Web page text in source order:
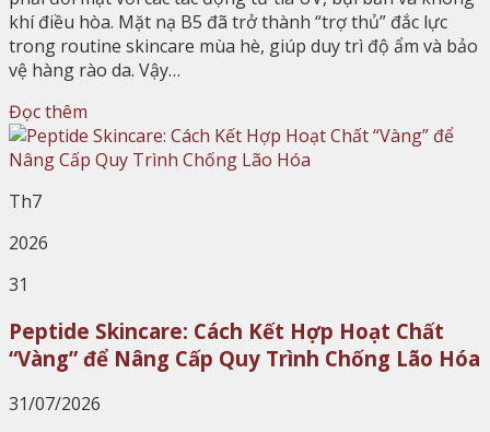
khí điều hòa. Mặt nạ B5 đã trở thành “trợ thủ” đắc lực
trong routine skincare mùa hè, giúp duy trì độ ẩm và bảo
vệ hàng rào da. Vậy…
Đọc thêm
Th7
2026
31
Peptide Skincare: Cách Kết Hợp Hoạt Chất
“Vàng” để Nâng Cấp Quy Trình Chống Lão Hóa
31/07/2026